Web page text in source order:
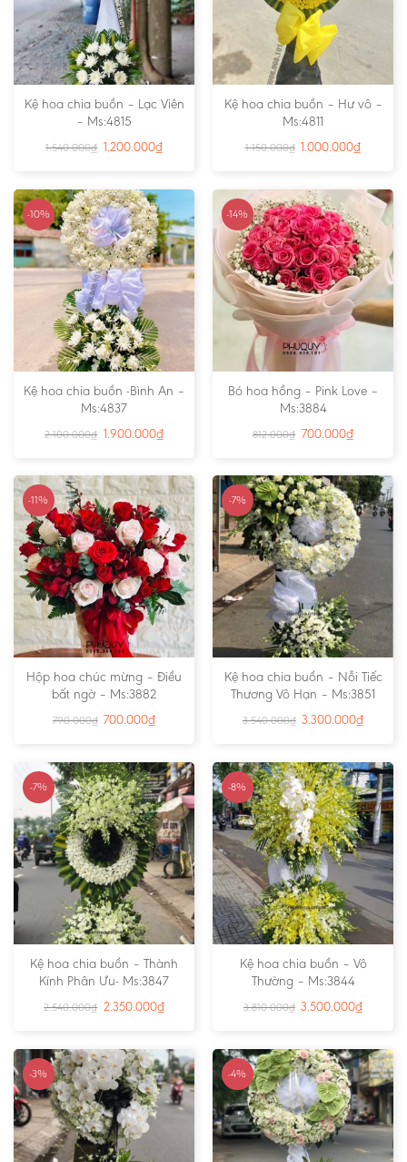
Kệ hoa chia buồn – Lạc Viên
– Ms:4815
1.540.000₫ 1.200.000₫
Kệ hoa chia buồn – Hư vô –
Ms:4811
1.150.000₫ 1.000.000₫
-10%
Kệ hoa chia buồn -Bình An –
Ms:4837
2.100.000₫ 1.900.000₫
-14%
Bó hoa hồng – Pink Love –
Ms:3884
812.000₫ 700.000₫
-11%
Hộp hoa chúc mừng – Điều
bất ngờ – Ms:3882
790.000₫ 700.000₫
-7%
Kệ hoa chia buồn – Nỗi Tiếc
Thương Vô Hạn – Ms:3851
3.540.000₫ 3.300.000₫
-7%
Kệ hoa chia buồn – Thành
Kính Phân Ưu- Ms:3847
2.540.000₫ 2.350.000₫
-8%
Kệ hoa chia buồn – Vô
Thường – Ms:3844
3.810.000₫ 3.500.000₫
-3% -4%